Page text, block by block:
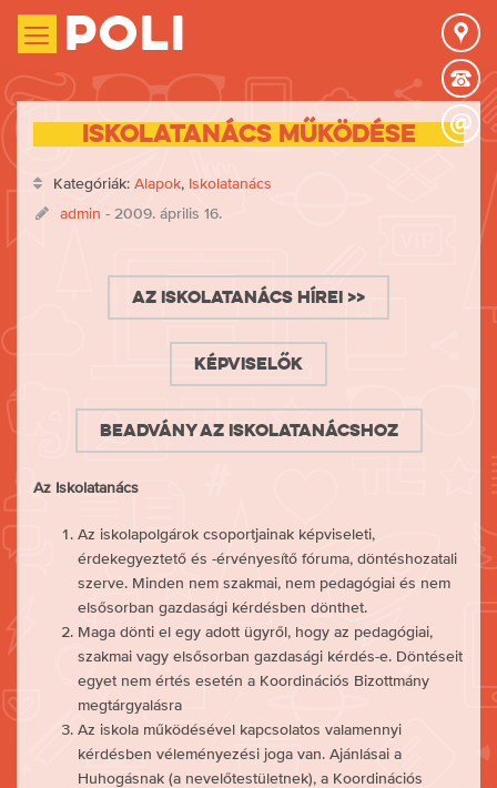
Poli
Iskolatanács működése
Kategóriák: Alapok, Iskolatanács
admin - 2009. április 16.
Az Iskolatanács hírei >>
Képviselők
Beadvány az Iskolatanácshoz
Az Iskolatanács
Az iskolapolgárok csoportjainak képviseleti,
érdekegyeztető és -érvényesítő fóruma, döntéshozatali
szerve. Minden nem szakmai, nem pedagógiai és nem
elsősorban gazdasági kérdésben dönthet.
Maga dönti el egy adott ügyről, hogy az pedagógiai,
szakmai vagy elsősorban gazdasági kérdés-e. Döntéseit
egyet nem értés esetén a Koordinációs Bizottmány
megtárgyalásra
Az iskola működésével kapcsolatos valamennyi
kérdésben véleményezési joga van. Ajánlásai a
Huhogásnak (a nevelőtestületnek), a Koordinációs